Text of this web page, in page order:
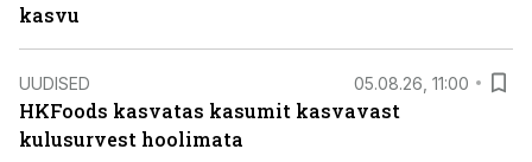
kasvu
UUDISED 05.08.26, 11:00
HKFoods kasvatas kasumit kasvavast
kulusurvest hoolimata